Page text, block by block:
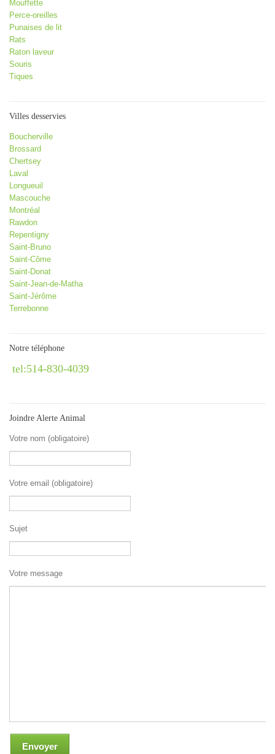
Mouffette
Perce-oreilles
Punaises de lit
Rats
Raton laveur
Souris
Tiques
Villes desservies
Boucherville
Brossard
Chertsey
Laval
Longueuil
Mascouche
Montréal
Rawdon
Repentigny
Saint-Bruno
Saint-Côme
Saint-Donat
Saint-Jean-de-Matha
Saint-Jérôme
Terrebonne
Notre téléphone
tel:514-830-4039
Joindre Alerte Animal
Votre nom (obligatoire)
Votre email (obligatoire)
Sujet
Votre message